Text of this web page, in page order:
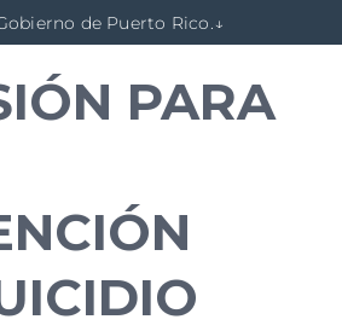
de Puerto Rico.↓
PARA